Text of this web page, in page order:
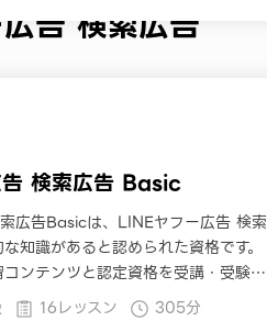
告 検索広告
検索広告 Basic
広告Basicは、LINEヤフー広告 検索
知識があると認められた資格です。
ンテンツと認定資格を受講・受験い
16レッスン 305分